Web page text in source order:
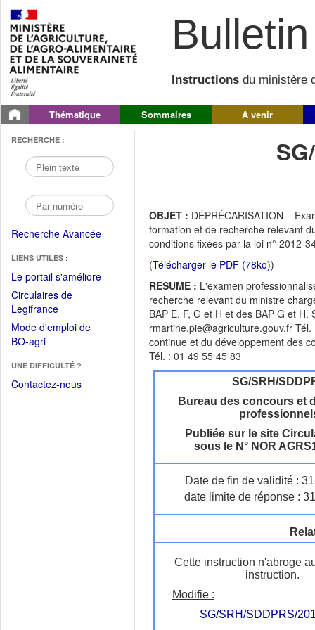
Instructions du ministère
Thématique Sommaires A venir
RECHERCHE :
Recherche Avancée
LIENS UTILES :
Le portail s'améliore(Fichier
Circulaires de
Legifrance(Ouvrir
dans
une
fenêtre)
Mode d'emploi de
BO-agri(Ouvrir
une
nouvelle
UNE DIFFICULTÉ ?
Contactez-nous
OBJET : DÉPRÉCARISATION –
formation et de recherche relevant
conditions fixées par la loi n° 2012-
(Télécharger le PDF (78ko))
RESUME : L'examen
recherche relevant du ministre
BAP E, F, G et H et des BAP G et
rmartine.pie@agriculture.gouv.fr
continue et du développement des
Tél. : 01 49 55 45 83
SG/SRH/
Bureau des concours et
Publiée sur le site
sous le N° NOR
Date de fin de validité :
date limite de réponse :
Cette instruction n'abroge
instruction.
Modifie :
SG/SRH/SDDPRS/